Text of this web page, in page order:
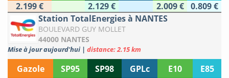
2.199 €
2.129 € 2.009 €
0.809 €
Station TotalEnergies à NANTES
BOULEVARD GUY MOLLET
44000 NANTES
Mise à jour aujourd'hui | distance: 2.15 km
Gazole SP95 SP98 GPLc E10
E85